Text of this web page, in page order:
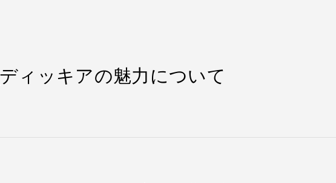
ィッキアの魅力について